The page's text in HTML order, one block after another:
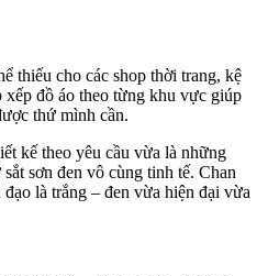
thiếu cho các shop thời trang, kệ
xếp đồ áo theo từng khu vực giúp
thứ mình cần.
kế theo yêu cầu vừa là những
sơn đen vô cùng tinh tế. Chan
là trắng – đen vừa hiện đại vừa